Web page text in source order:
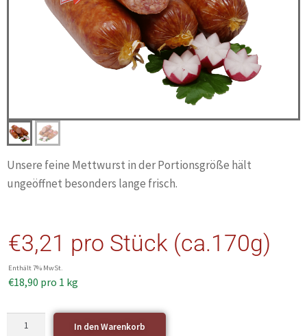
Unsere feine Mettwurst in der Portionsgröße hält
ungeöffnet besonders lange frisch.
€3,21 pro Stück (ca.170g)
Enthält 7% MwSt.
€18,90 pro 1 kg
In den Warenkorb